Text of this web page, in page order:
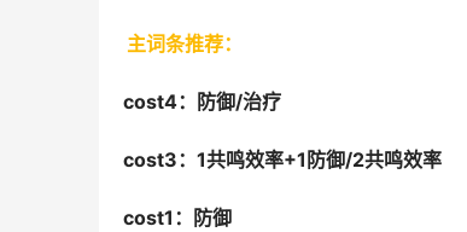
主词条推荐：
cost4：防御/治疗
cost3：1共鸣效率+1防御/2共鸣效率
cost1：防御